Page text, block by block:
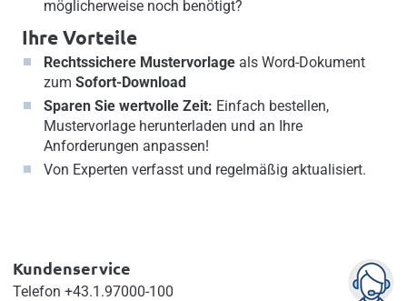
möglicherweise noch benötigt?
Ihre Vorteile
Rechtssichere Mustervorlageals Word-Dokument
zum Sofort-Download
Sparen Sie wertvolle Zeit: Einfach bestellen,
Mustervorlage herunterladen und an Ihre
Anforderungen anpassen!
Von Experten verfasst und regelmäßig aktualisiert.
Kundenservice
Telefon +43.1.97000-100